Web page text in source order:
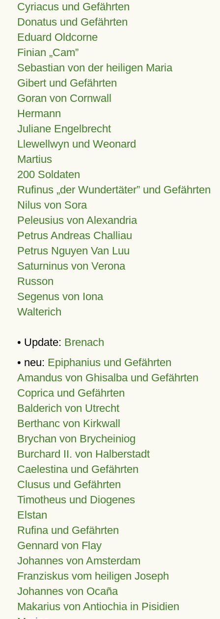
Cyriacus und Gefährten
Donatus und Gefährten
Eduard Oldcorne
Finian Cam
Sebastian von der heiligen Maria
Gibert und Gefährten
Goran von Cornwall
Hermann
Juliane Engelbrecht
Llewellwyn und Weonard
Martius
200 Soldaten
Rufinus „der Wundertäter” und Gefährten
Nilus von Sora
Peleusius von Alexandria
Petrus Andreas Challiau
Petrus Nguyen Van Luu
Saturninus von Verona
Russon
Segenus von Iona
Walterich
• Update: Brenach
• neu: Epiphanius und Gefährten
Amandus von Ghisalba und Gefährten
Coprica und Gefährten
Balderich von Utrecht
Berthanc von Kirkwall
Brychan von Brycheiniog
Burchard II. von Halberstadt
Caelestina und Gefährten
Clusus und Gefährten
Timotheus und Diogenes
Elstan
Rufina und Gefährten
Gennard von Flay
Johannes von Amsterdam
Franziskus vom heiligen Joseph
Johannes von Ocaña
Makarius von Antiochia in Pisidien